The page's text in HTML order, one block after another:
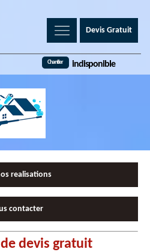
Devis Gratuit
Chantier indisponible
realisations
contacter
devis gratuit